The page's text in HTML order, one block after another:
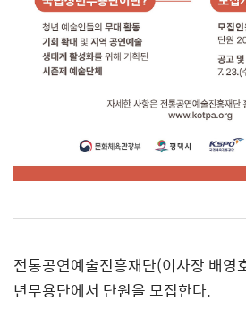
전통공연예술진흥재단(이사장 배영
년무용단에서 단원을 모집한다.